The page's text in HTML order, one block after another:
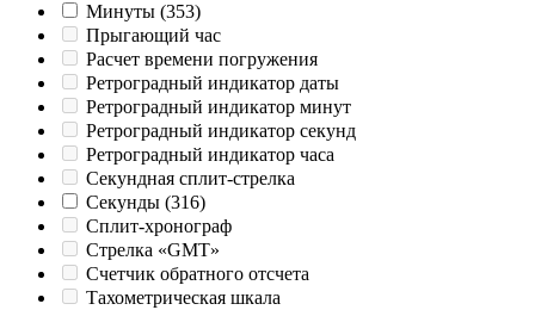
Минуты (353)
Прыгающий час
Расчет времени погружения
Ретроградный индикатор даты
Ретроградный индикатор минут
Ретроградный индикатор секунд
Ретроградный индикатор часа
Секундная сплит-стрелка
Секунды (316)
Сплит-хронограф
Стрелка «GMT»
Счетчик обратного отсчета
Тахометрическая шкала